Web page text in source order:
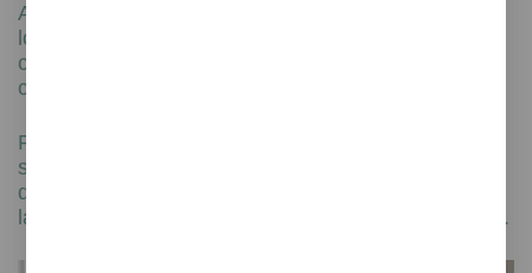
Además de aportar un toque de diseño y estética,
los muebles contract deben garantizar un buen
comportamiento a su uso frecuente y cumplir con
ciertos estándares de seguridad y uso.
Para ello, el mobiliario contract se caracteriza por
ser resistente, duradero y de alta calidad, con
diseños funcionales y estéticos que se adaptan a
las necesidades y características de cada entorno.